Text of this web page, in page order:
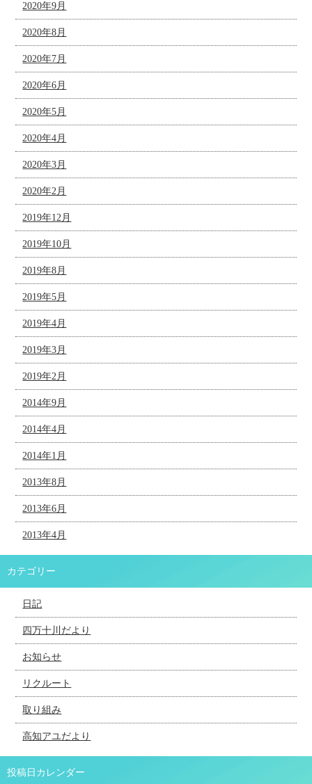
2020年9月
2020年8月
2020年7月
2020年6月
2020年5月
2020年4月
2020年3月
2020年2月
2019年12月
2019年10月
2019年8月
2019年5月
2019年4月
2019年3月
2019年2月
2014年9月
2014年4月
2014年1月
2013年8月
2013年6月
2013年4月
カテゴリー
日記
四万十川だより
お知らせ
リクルート
取り組み
高知アユだより
投稿日カレンダー